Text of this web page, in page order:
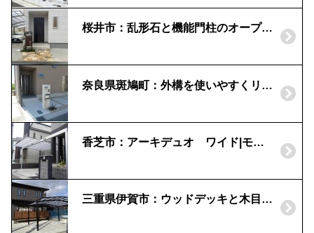
桜井市：乱形石と機能門柱のオープン外構｜宅配ボックス『コルディア』
奈良県斑鳩町：外構を使いやすくリフォームしたい！|機能門柱「ユニソン」ファミアージュ
香芝市：アーキデュオ ワイド|モダンテイストなカーポート
三重県伊賀市：ウッドデッキと木目のフェンスが目を引く外構